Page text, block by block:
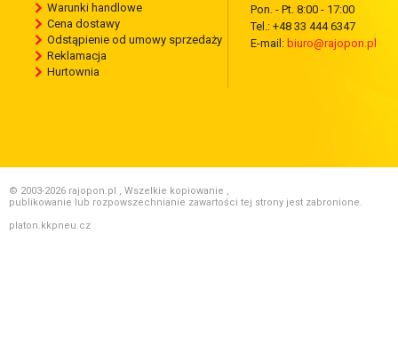
Warunki handlowe
Cena dostawy
Odstąpienie od umowy sprzedaży
Reklamacja
Hurtownia
Pon. - Pt. 8:00 - 17:00
Tel.: +48 33 444 6347
E-mail: biuro@rajopon.pl
© 2003-2026 rajopon.pl , Wszelkie kopiowanie ,
publikowanie lub rozpowszechnianie zawartości tej strony jest zabronione.
platon.kkpneu.cz